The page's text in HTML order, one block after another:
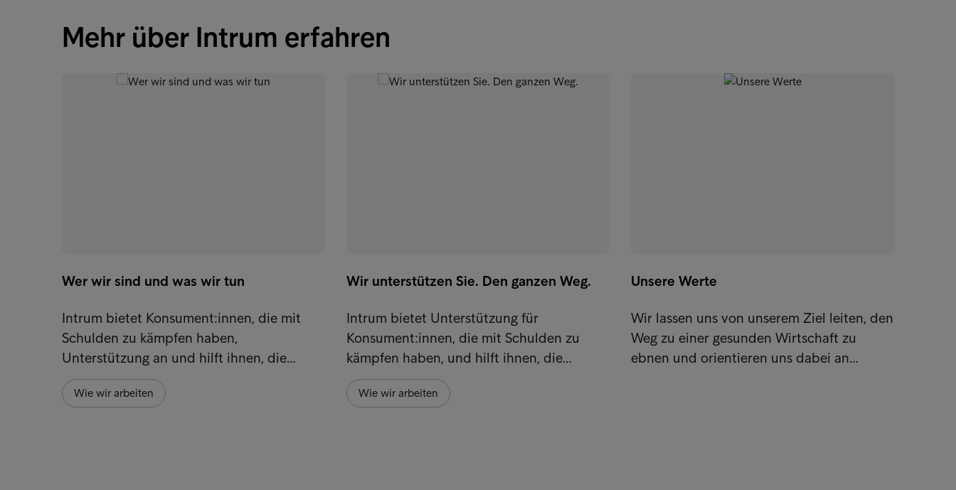
Mehr über Intrum erfahren
Wer wir sind und was wir tun
Intrum bietet Konsument:innen, die mit
Schulden zu kämpfen haben,
Unterstützung an und hilft ihnen, die…
Wie wir arbeiten
Wir unterstützen Sie. Den ganzen Weg.
Intrum bietet Unterstützung für
Konsument:innen, die mit Schulden zu
kämpfen haben, und hilft ihnen, die…
Wie wir arbeiten
Unsere Werte
Wir lassen uns von unserem Ziel leiten, den
Weg zu einer gesunden Wirtschaft zu
ebnen und orientieren uns dabei an…